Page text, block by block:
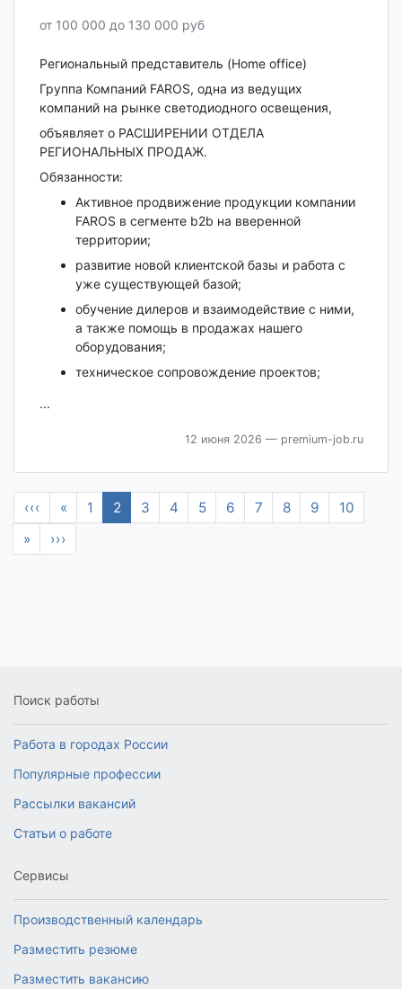
от 100 000 до 130 000 руб
Региональный представитель (Home office)
Группа Компаний FAROS, одна из ведущих
компаний на рынке светодиодного освещения,
объявляет о РАСШИРЕНИИ ОТДЕЛА
РЕГИОНАЛЬНЫХ ПРОДАЖ.
Обязанности:
Активное продвижение продукции компании
FAROS в сегменте b2b на вверенной
территории;
развитие новой клиентской базы и работа с
уже существующей базой;
обучение дилеров и взаимодействие с ними,
а также помощь в продажах нашего
оборудования;
техническое сопровождение проектов;
...
12 июня 2026 — premium-job.ru
‹‹‹ « 1 2 3 4 5 6 7 8 9
10
»
›››
Поиск работы
Работа в городах России
Популярные профессии
Рассылки вакансий
Статьи о работе
Сервисы
Производственный календарь
Разместить резюме
Разместить вакансию